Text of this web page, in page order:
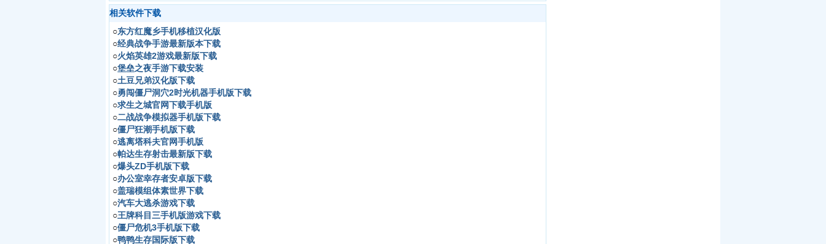
相关软件下载
○东方红魔乡手机移植汉化版
○经典战争手游最新版本下载
○火焰英雄2游戏最新版下载
○堡垒之夜手游下载安装
○土豆兄弟汉化版下载
○勇闯僵尸洞穴2时光机器手机版下载
○求生之城官网下载手机版
○二战战争模拟器手机版下载
○僵尸狂潮手机版下载
○逃离塔科夫官网手机版
○帕达生存射击最新版下载
○爆头ZD手机版下载
○办公室幸存者安卓版下载
○盖瑞模组体素世界下载
○汽车大逃杀游戏下载
○王牌科目三手机版游戏下载
○僵尸危机3手机版下载
○鸭鸭生存国际版下载